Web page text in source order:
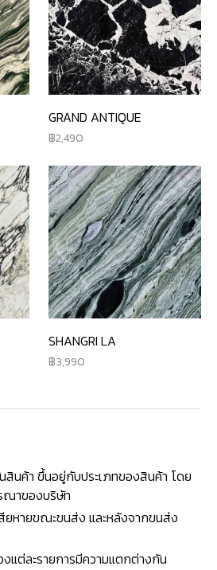
GRAND ANTIQUE
2,490
SHANGRI LA
3,990
สินค้า ขึ้นอยู่กับประเภทของสินค้า โดย
ณาของบริษัท
ยหายขณะขนส่ง และหลังจากขนส่ง
แต่ละรายการมีความแตกต่างกัน